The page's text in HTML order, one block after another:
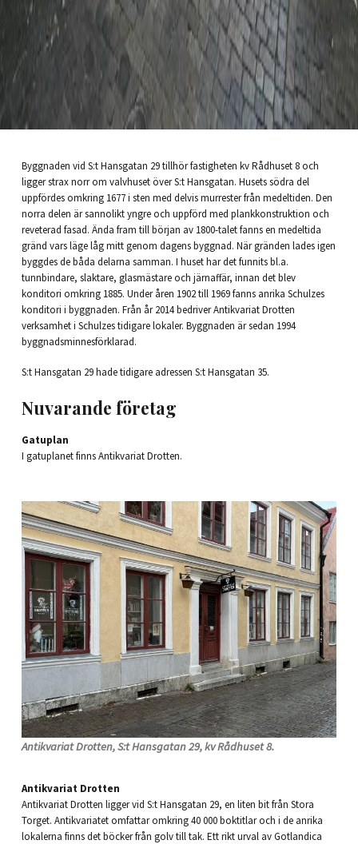
Byggnaden vid S:t Hansgatan 29 tillhör fastigheten kv Rådhuset 8 och
ligger strax norr om valvhuset över S:t Hansgatan. Husets södra del
uppfördes omkring 1677 i sten med delvis murrester från medeltiden. Den
norra delen är sannolikt yngre och uppförd med plankkonstruktion och
reveterad fasad. Ända fram till början av 1800-talet fanns en medeltida
gränd vars läge låg mitt genom dagens byggnad. När gränden lades igen
byggdes de båda delarna samman. I huset har det funnits bl.a.
tunnbindare, slaktare, glasmästare och järnaffär, innan det blev
konditori omkring 1885. Under åren 1902 till 1969 fanns anrika Schulzes
konditori i byggnaden. Från år 2014 bedriver Antikvariat Drotten
verksamhet i Schulzes tidigare lokaler. Byggnaden är sedan 1994
byggnadsminnesförklarad.
S:t Hansgatan 29 hade tidigare adressen S:t Hansgatan 35.
Nuvarande företag
Gatuplan
I gatuplanet finns Antikvariat Drotten.
Antikvariat Drotten, S:t Hansgatan 29, kv Rådhuset 8.
Antikvariat Drotten
Antikvariat Drotten ligger vid S:t Hansgatan 29, en liten bit från Stora
Torget. Antikvariatet omfattar omkring 40 000 boktitlar och i de anrika
lokalerna finns det böcker från golv till tak. Ett rikt urval av Gotlandica